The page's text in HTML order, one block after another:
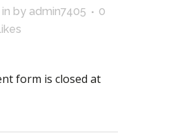
in by admin7405
0
form is closed at